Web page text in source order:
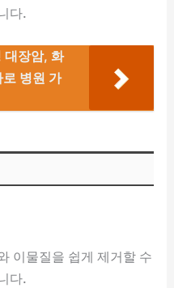
다.
대장암, 화
병원 가
이물질을 쉽게 제거할 수
다.